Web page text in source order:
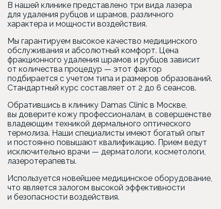
В нашей клинике представлено три вида лазера
для удаления рубцов и шрамов, различного
характера и мощности воздействия.
Мы гарантируем высокое качество медицинского
обслуживания и абсолютный комфорт. Цена
фракционного удаления шрамов и рубцов зависит
от количества процедур — этот фактор
подбирается с учетом типа и размеров образований.
Стандартный курс составляет от 2 до 6 сеансов.
Обратившись в клинику Damas Clinic в Москве,
вы доверите кожу профессионалам, в совершенстве
владеющим техникой дермального оптического
термолиза. Наши специалисты имеют богатый опыт
и постоянно повышают квалификацию. Прием ведут
исключительно врачи — дерматологи, косметологи,
лазеротерапевты.
Используется новейшее медицинское оборудование,
что является залогом высокой эффективности
и безопасности воздействия.